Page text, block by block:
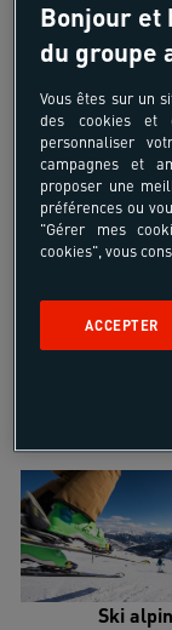
Croisière
Ski alpin
Bonjour et
du groupe
Vous êtes sur un
des cookies et
personnaliser
campagnes et
proposer une
préférences ou
"Gérer mes
cookies", vous
ACCEPTER